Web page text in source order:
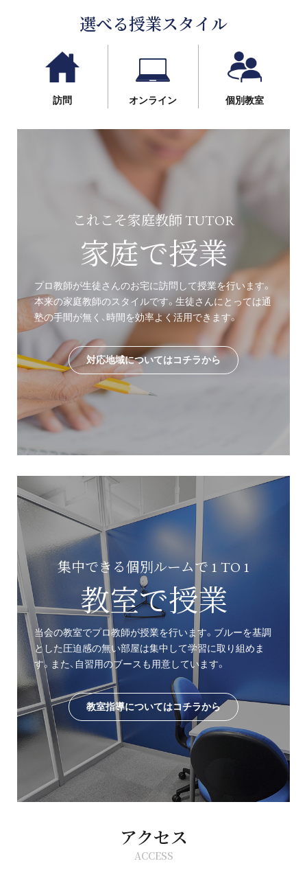
選べる授業スタイル
訪問 オンライン 個別教室
これこそ家庭教師 TUTOR
家庭で授業
プロ教師が生徒さんのお宅に訪問して授業を行います。
本来の家庭教師のスタイルです。生徒さんにとっては通
塾の手間が無く、時間を効率よく活用できます。
対応地域についてはコチラから
集中できる個別ルームで 1 TO 1
教室で授業
当会の教室でプロ教師が授業を行います。ブルーを基調
とした圧迫感の無い部屋は集中して学習に取り組めま
す。また、自習用のブースも用意しています。
教室指導についてはコチラから
アクセス
ACCESS